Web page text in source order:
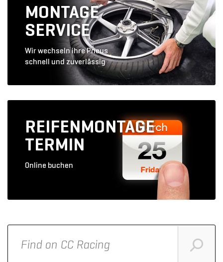
MONTAGE
SERVICE
Wir wechseln ihre Pneus
schnell und zuverlässig
REIFENMONTAGE
TERMIN
Online buchen